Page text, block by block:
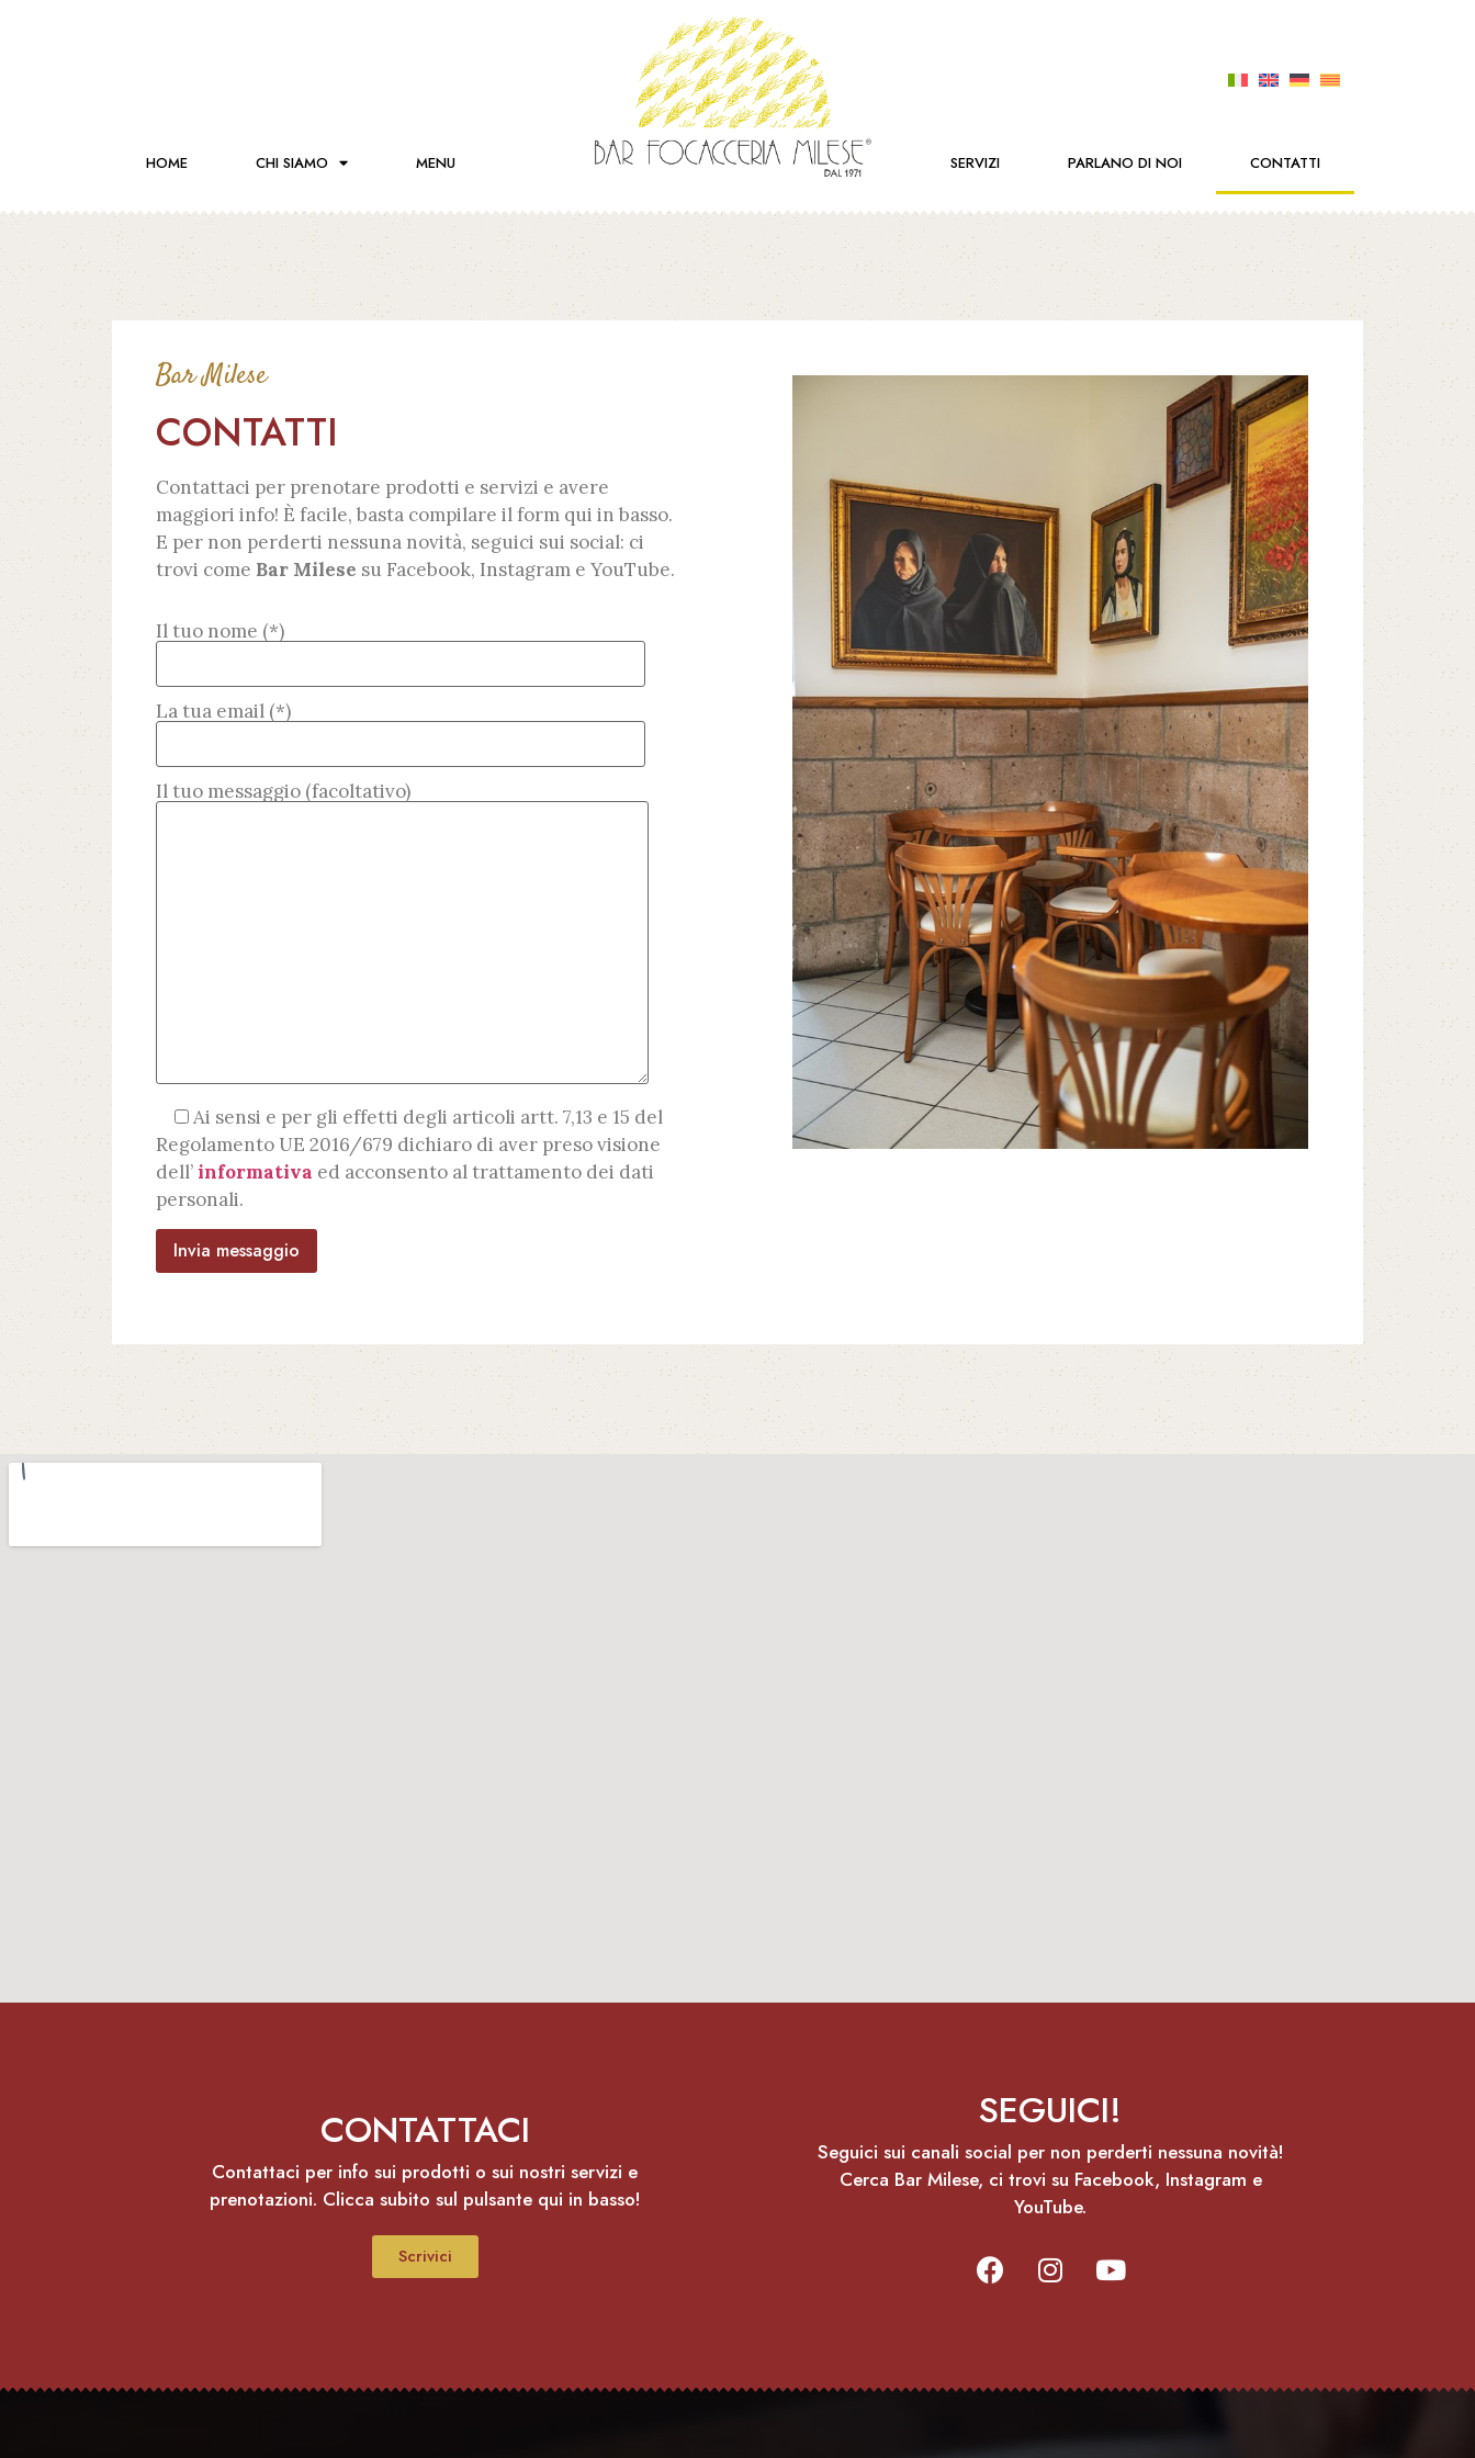
HOME CHI SIAMO MENU SERVIZI PARLANO DI NOI CONTATTI
Bar Milese
CONTATTI
Contattaci per prenotare prodotti e servizi e avere
maggiori info! È facile, basta compilare il form qui in basso.
E per non perderti nessuna novità, seguici sui social: ci
trovi come Bar Milese su Facebook, Instagram e YouTube.
Il tuo nome (*)
La tua email (*)
Il tuo messaggio (facoltativo)
Ai sensi e per gli effetti degli articoli artt. 7,13 e 15 del
Regolamento UE 2016/679 dichiaro di aver preso visione
dell’informativa ed acconsento al trattamento dei dati
personali.
CONTATTACI
Contattaci per info sui prodotti o sui nostri servizi e
prenotazioni. Clicca subito sul pulsante qui in basso!
Scrivici
SEGUICI!
Seguici sui canali social per non perderti nessuna novità!
Cerca Bar Milese, ci trovi su Facebook, Instagram e
YouTube.